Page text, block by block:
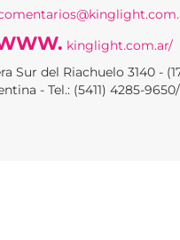
kinglight.com.ar/
Sur del Riachuelo 3140 -
- Tel.: (5411) 4285-